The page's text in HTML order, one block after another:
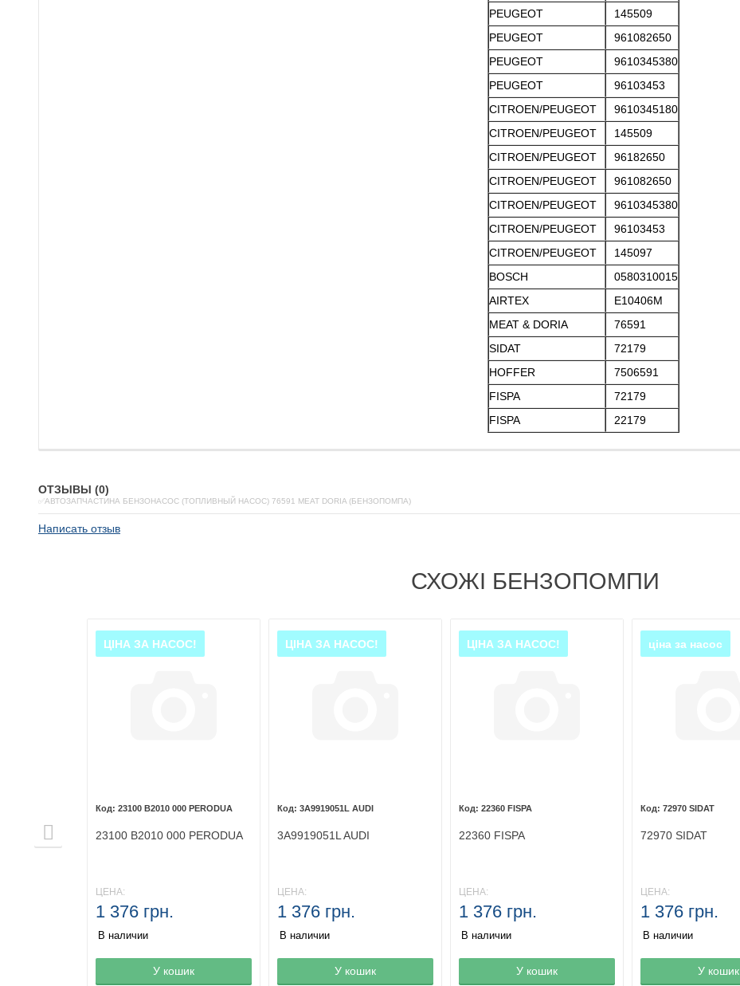
PEUGEOT
145509
PEUGEOT
961082650
PEUGEOT
9610345380
PEUGEOT
96103453
CITROEN/PEUGEOT
9610345180
CITROEN/PEUGEOT
145509
CITROEN/PEUGEOT
96182650
CITROEN/PEUGEOT
961082650
CITROEN/PEUGEOT
9610345380
CITROEN/PEUGEOT
96103453
CITROEN/PEUGEOT
145097
BOSCH
0580310015
AIRTEX
E10406M
MEAT & DORIA
76591
SIDAT
72179
HOFFER
7506591
FISPA
72179
FISPA
22179
ОТЗЫВЫ (0)
✅АВТОЗАПЧАСТИНА БЕНЗОНАСОС (ТОПЛИВНЫЙ НАСОС) 76591 MEAT DORIA (БЕНЗОПОМПА)
Написать отзыв
СХОЖІ БЕНЗОПОМПИ
Товар в корзине
ЦІНА ЗА НАСОС!
23100 B2010 000 PERODUA
23100 B2010 000 PERODUA
ЦЕНА:
1 376 грн.
В наличии
У кошик Товар в корзине
ЦІНА ЗА НАСОС!
3A9919051L AUDI
3A9919051L AUDI
ЦЕНА:
1 376 грн.
В наличии
У кошик Товар в корзине
ЦІНА ЗА НАСОС!
22360 FISPA
22360 FISPA
ЦЕНА:
1 376 грн.
В наличии
У кошик Товар в корзине
ціна за насос
72970 SIDAT
72970 SIDAT
ЦЕНА:
1 376 грн.
В наличии
У кошик